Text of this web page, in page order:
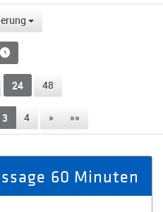
24 48
3 4 » »»
60 Minuten